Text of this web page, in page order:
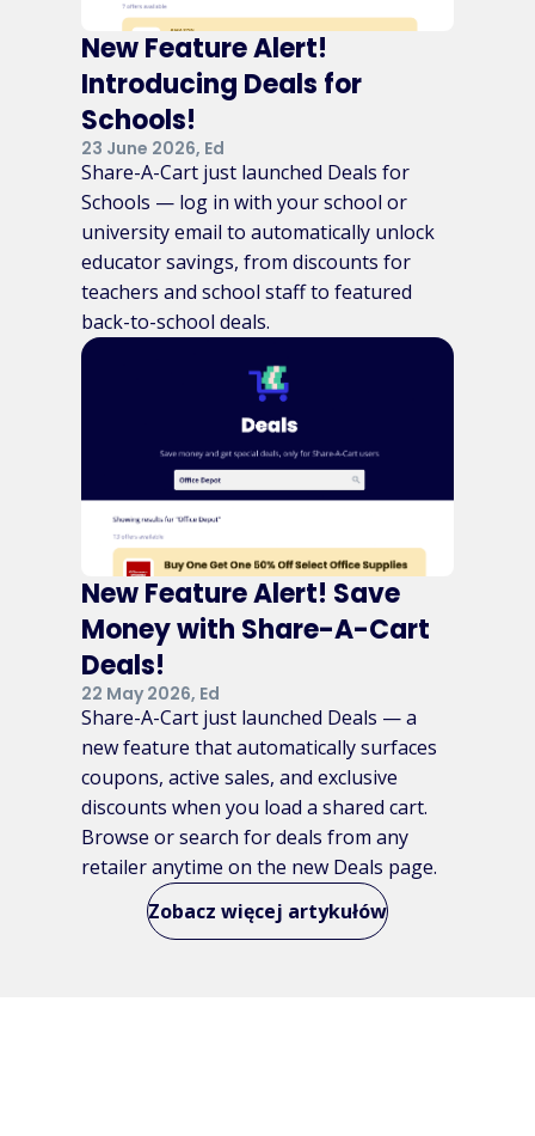
New Feature Alert!
Introducing Deals for
Schools!
23 June 2026, Ed
Share-A-Cart just launched Deals for
Schools — log in with your school or
university email to automatically unlock
educator savings, from discounts for
teachers and school staff to featured
back-to-school deals.
New Feature Alert! Save
Money with Share-A-Cart
Deals!
22 May 2026, Ed
Share-A-Cart just launched Deals — a
new feature that automatically surfaces
coupons, active sales, and exclusive
discounts when you load a shared cart.
Browse or search for deals from any
retailer anytime on the new Deals page.
Zobacz więcej artykułów